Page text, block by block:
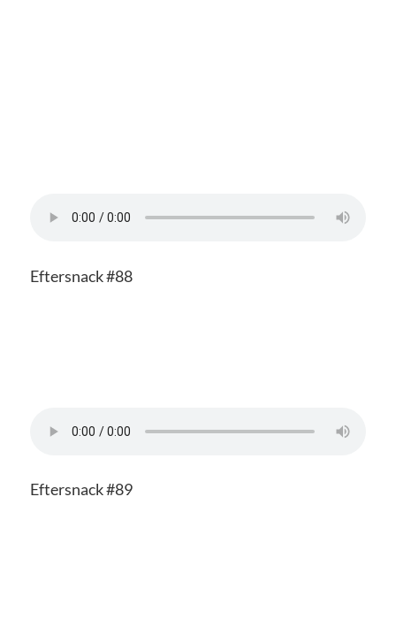
Eftersnack #88
Eftersnack #89